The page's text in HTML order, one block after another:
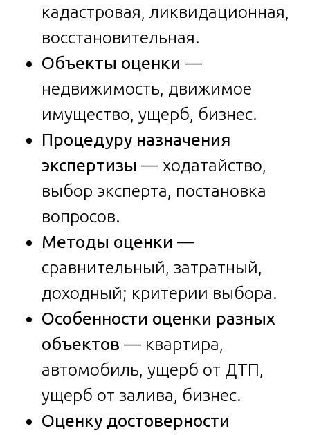
кадастровая, ликвидационная,
восстановительная.
Объекты оценки —
недвижимость, движимое
имущество, ущерб, бизнес.
Процедуру назначения
экспертизы — ходатайство,
выбор эксперта, постановка
вопросов.
Методы оценки —
сравнительный, затратный,
доходный; критерии выбора.
Особенности оценки разных
объектов — квартира,
автомобиль, ущерб от ДТП,
ущерб от залива, бизнес.
Оценку достоверности